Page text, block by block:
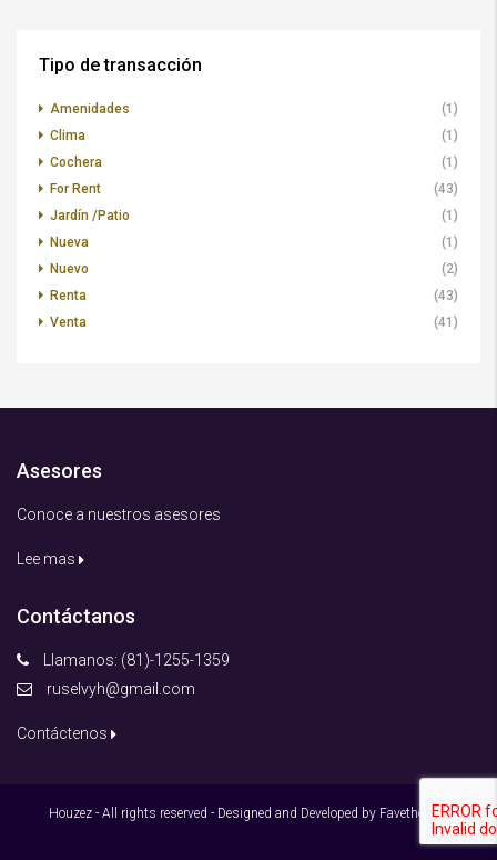
Tipo de transacción
Amenidades
(1)
Clima
(1)
Cochera
(1)
For Rent
(43)
Jardín /Patio
(1)
Nueva
(1)
Nuevo
(2)
Renta
(43)
Venta
(41)
Asesores
Conoce a nuestros asesores
Lee mas
Contáctanos
Llamanos: (81)-1255-1359
ruselvyh@gmail.com
Contáctenos
Houzez - All rights reserved - Designed and Developed by Favethemes